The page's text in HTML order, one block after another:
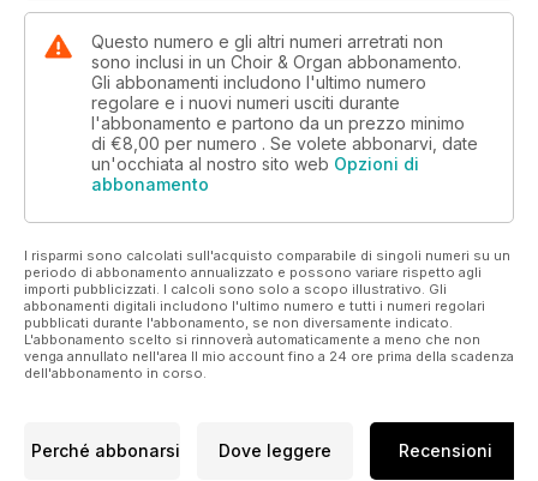
remembering Sir David Lumsden; inside the workshop of
Mascioni Organs in Azzio, northern Italy; and Ben Bloor,
organist at The London Oratory.
Questo numero e gli altri numeri arretrati non
sono inclusi in un Choir & Organ abbonamento.
Gli abbonamenti includono l'ultimo numero
regolare e i nuovi numeri usciti durante
l'abbonamento e partono da un prezzo minimo
di €8,00 per numero . Se volete abbonarvi, date
un'occhiata al nostro sito web Opzioni di
abbonamento
I risparmi sono calcolati sull'acquisto comparabile di singoli numeri su un
periodo di abbonamento annualizzato e possono variare rispetto agli
importi pubblicizzati. I calcoli sono solo a scopo illustrativo. Gli
abbonamenti digitali includono l'ultimo numero e tutti i numeri regolari
pubblicati durante l'abbonamento, se non diversamente indicato.
L'abbonamento scelto si rinnoverà automaticamente a meno che non
venga annullato nell'area Il mio account fino a 24 ore prima della scadenza
dell'abbonamento in corso.
Perché abbonarsi Dove leggere Recensioni